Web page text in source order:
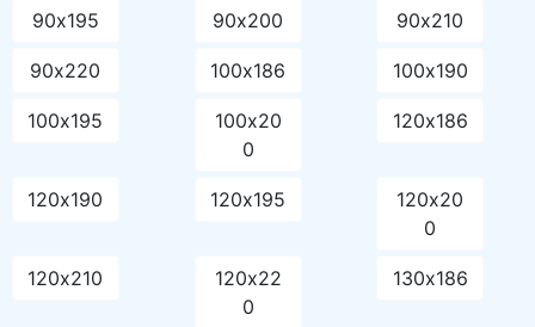
90х195 90х200 90х210
90х220 100х186 100х190
100х195
100х20
0
120х186
120х190 120х195
120х20
0
120х210
120х22
0
130х186